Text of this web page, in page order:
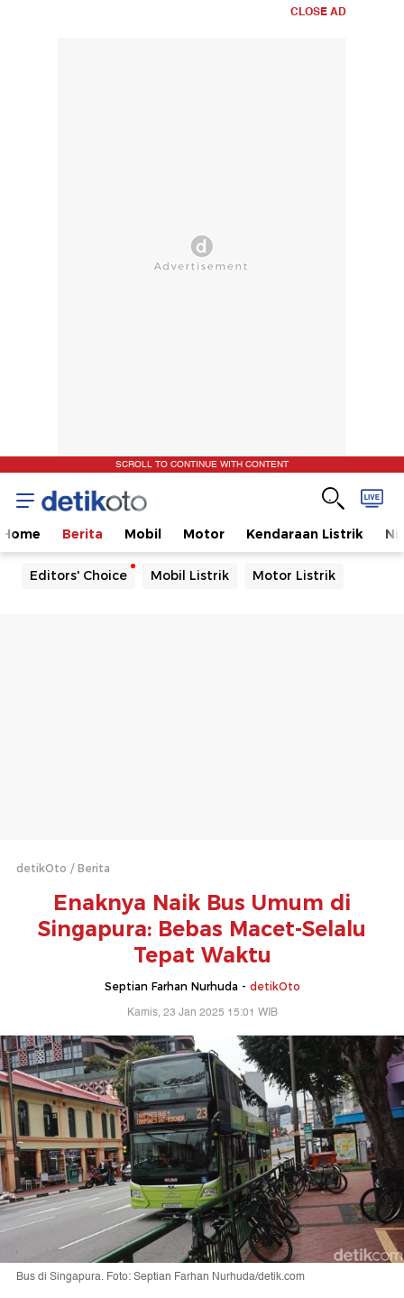
CLOSE AD
SCROLL TO CONTINUE WITH CONTENT
Home Berita Mobil Motor Kendaraan Listrik
Editors' Choice Mobil Listrik Motor Listrik
detikOto Berita
Enaknya Naik Bus Umum di
Singapura: Bebas Macet-Selalu
Tepat Waktu
Septian Farhan Nurhuda - detikOto
Kamis, 23 Jan 2025 15:01 WIB
Bus di Singapura. Foto: Septian Farhan Nurhuda/detik.com